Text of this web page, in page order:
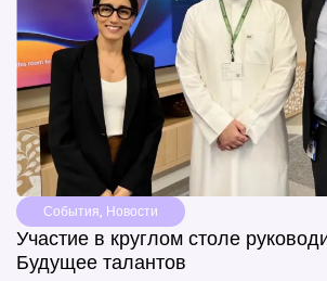
События, Новости
Участие в круглом столе
Будущее талантов